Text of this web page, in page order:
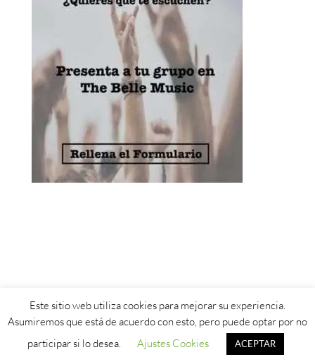
Política de Privacidad - Política de Cookies
© 2019 - 2026 The Belle Music. Design byLinketer
Este sitio web utiliza cookies para mejorar su experiencia.
Asumiremos que está de acuerdo con esto, pero puede optar por no
participar si lo desea.
Ajustes Cookies ACEPTAR